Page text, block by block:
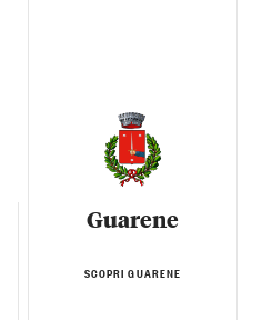
Guarene
SCOPRI GUARENE